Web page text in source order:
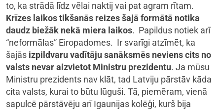
to, ka strādā līdz vēlai naktij vai pat agram rītam.
Krīzes laikos tikšanās reizes šajā formātā notika
daudz biežāk nekā miera laikos. Papildus notiek arī
“neformālas” Eiropadomes. Ir svarīgi atzīmēt, ka
šajās izpildvaru vadītāju sanāksmēs neviens cits no
valsts nevar aizvietot Ministru prezidentu. Ja mūsu
Ministru prezidents nav klāt, tad Latviju pārstāv kāda
cita valsts, kurai to būtu lūguši. Tā, piemēram, vienā
sapulcē pārstāvēju arī Igaunijas kolēģi, kurš bija